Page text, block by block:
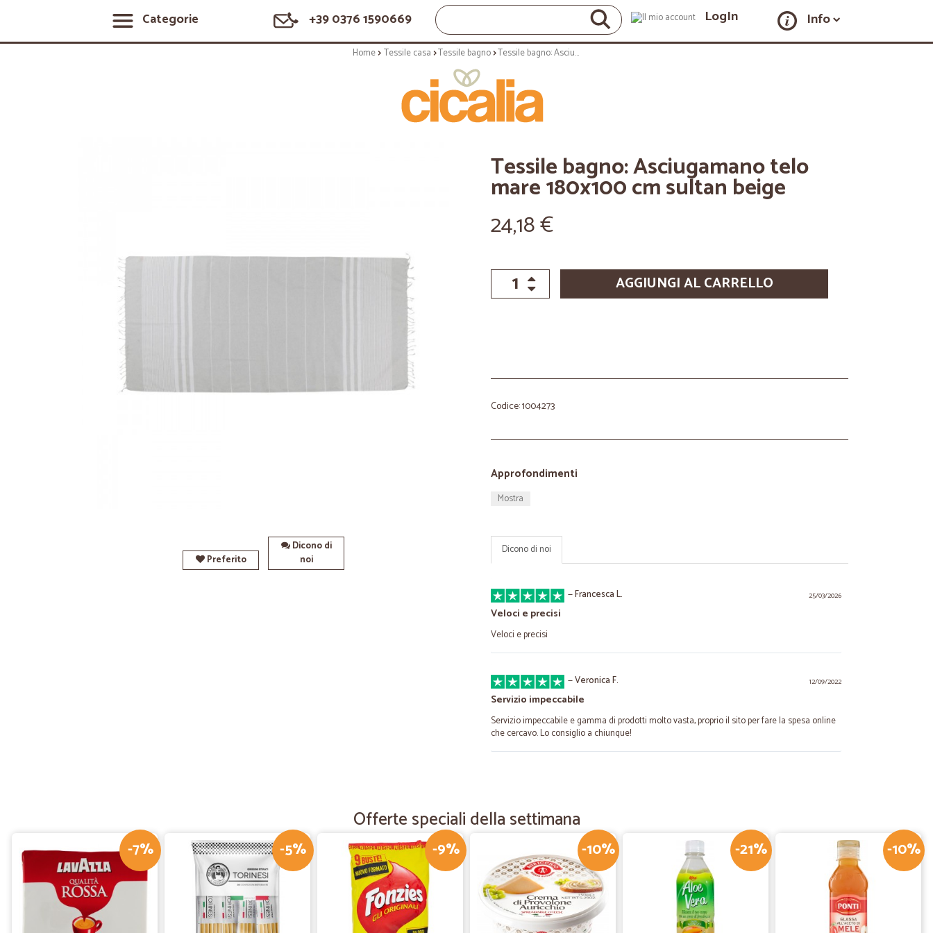
Categorie +39 0376 1590669 LogIn Info
Home Tessile casa Tessile bagno Tessile bagno: Asciugamano telo mare 180x100 cm sultan beige
Preferito
Dicono di
noi
Tessile bagno: Asciugamano telo
mare 180x100 cm sultan beige
24,18 €
AGGIUNGI AL CARRELLO
Codice: 1004273
Approfondimenti
Mostra
Dicono di noi
25/03/2026
—Francesca L.
Veloci e precisi
Veloci e precisi
12/09/2022
—Veronica F.
Servizio impeccabile
Servizio impeccabile e gamma di prodotti molto vasta, proprio il sito per fare la spesa online
che cercavo. Lo consiglio a chiunque!
consigliatissimo
Ottimo sito, prodotti ottimi
23/04/2021
—Marco F.
ORGANIZZAZIONE CHE SFIORA LA PERFEZIONE
Non posso che parlare molto bene di voi, organizzazione al limite della perfezione, ho
Offerte speciali della settimana
-7% -5% -9% -10% -21% -10%